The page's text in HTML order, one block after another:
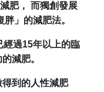
肥， 而獨創發展
」的減肥法。
經過15年以上的臨
減肥。
到的人性減肥